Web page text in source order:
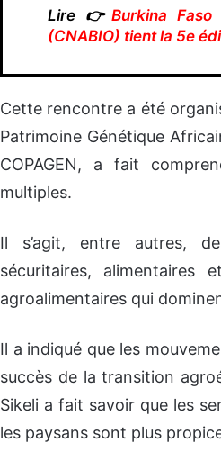
Lire 👉 Burkina
(CNABIO) tient la 5e
Cette rencontre a été
Patrimoine Génétique
COPAGEN, a fait
multiples.
Il s’agit, entre autres,
sécuritaires, alimentaires
agroalimentaires qui
Il a indiqué que les
succès de la transition
Sikeli a fait savoir que les
les paysans sont plus